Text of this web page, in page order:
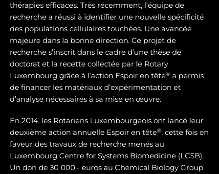
thérapies efficaces. Très récemment, l’équipe de
recherche a réussi à identifier une nouvelle spécificité
des populations cellulaires touchées. Une avancée
majeure dans la bonne direction. Ce projet de
recherche s’inscrit dans le cadre d’une thèse de
doctorat et la recette collectée par le Rotary
Luxembourg grâce à l’action Espoir en tête® a permis
de financer les matériaux d’expérimentation et
d’analyse nécessaires à sa mise en œuvre.
En 2014, les Rotariens Luxembourgeois ont lancé leur
deuxième action annuelle Espoir en tête®, cette fois en
faveur des travaux de recherche menés au
Luxembourg Centre for Systems Biomedicine (LCSB).
Un don de 30 000,- euros au Chemical Biology Group